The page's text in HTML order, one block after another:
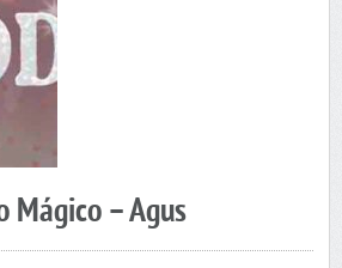
Mágico – Agus